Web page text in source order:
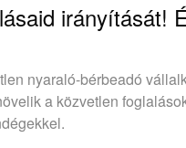
irányítását!
nyaraló-bérbeadó
a közvetlen